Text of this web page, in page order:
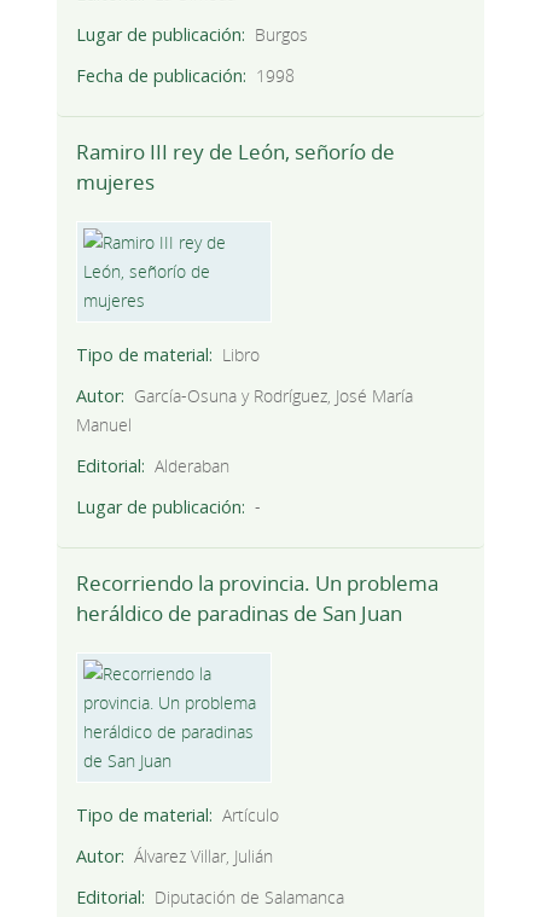
Lugar de publicación
Burgos
Fecha de publicación
1998
Ramiro III rey de León, señorío de
mujeres
Tipo de material
Libro
Autor
García-Osuna y Rodríguez, José María
Manuel
Editorial
Alderaban
Lugar de publicación
-
Recorriendo la provincia. Un problema
heráldico de paradinas de San Juan
Tipo de material
Artículo
Autor
Álvarez Villar, Julián
Editorial
Diputación de Salamanca